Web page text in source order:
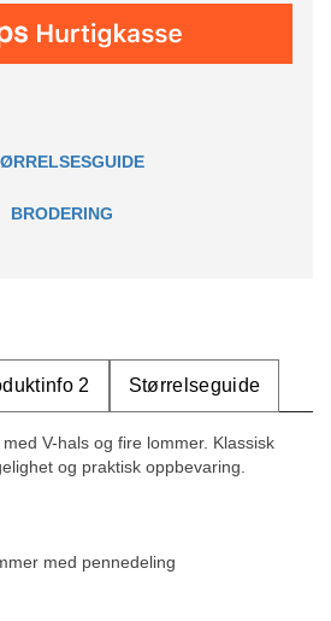
BRODERING
2 Størrelseguide
V-hals og fire lommer. Klassisk
og praktisk oppbevaring.
med pennedeling